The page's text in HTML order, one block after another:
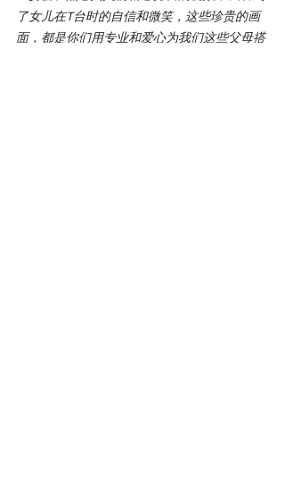
了女儿在T台时的自信和微笑，这些珍贵的画
面，都是你们用专业和爱心为我们这些父母搭